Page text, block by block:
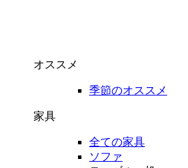
オススメ
季節のオススメ
家具
全ての家具
ソファ